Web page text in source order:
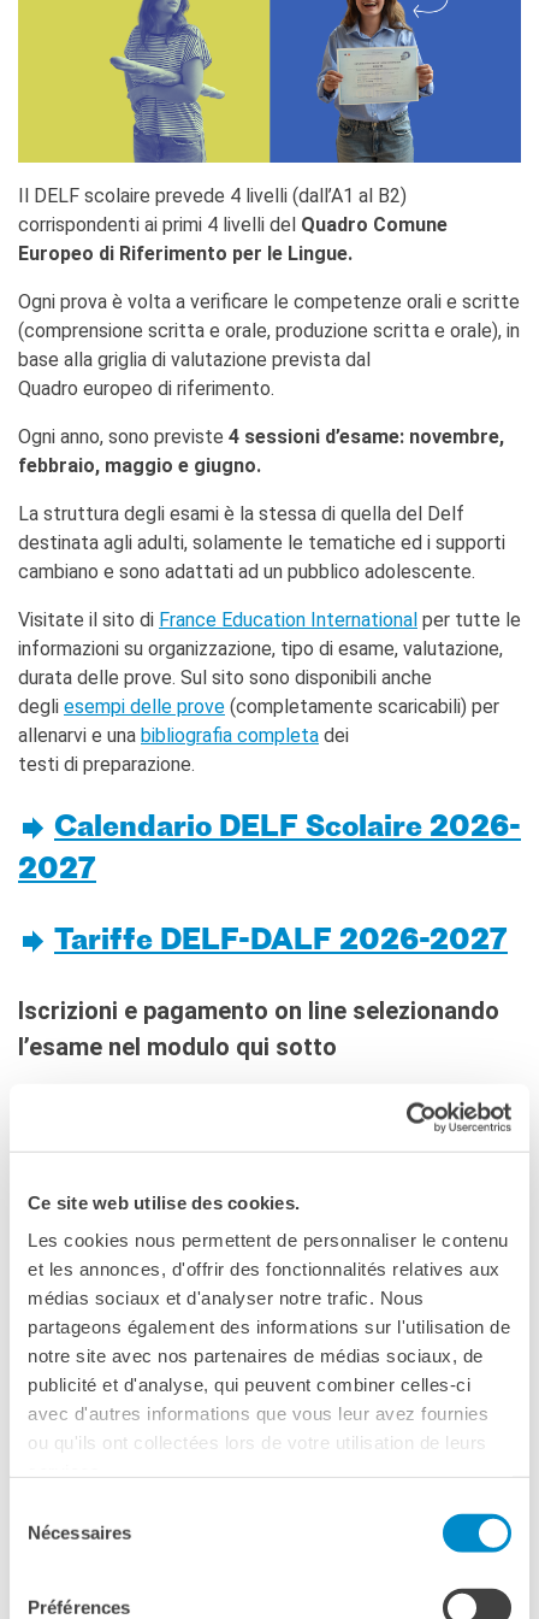
Ce site web utilise des cookies.
Les cookies nous permettent de personnaliser le contenu
et les annonces, d'offrir des fonctionnalités relatives aux
médias sociaux et d'analyser notre trafic. Nous
partageons également des informations sur l'utilisation de
notre site avec nos partenaires de médias sociaux, de
publicité et d'analyse, qui peuvent combiner celles-ci
avec d'autres informations que vous leur avez fournies
ou qu'ils ont collectées lors de votre utilisation de leurs
Nécessaires
Préférences
DIPLÔMES DELF DALF
DELF scolastico
DELF DALF Tout Public
DELF Prim
Risultati
MEDIATECA
Presentazione
Culturethèque, biblioteca
Strumenti di ricerca
bibliografica
SCUOLA & UNIVERSITÀ
Cooperazione
universitaria
CHI SIAMO
L'équipe
IF Italia
Carta / Tessera socio
I nostri partner
Diventare sponsor
Certificazione ISO UNI EN
9001: 2015
CERCA
Il DELF scolaire prevede 4 livelli (dall’A1 al B2)
corrispondenti ai primi 4 livelli del Quadro Comune
Europeo di Riferimento per le Lingue.
Ogni prova è volta a verificare le competenze orali e scritte
(comprensione scritta e orale, produzione scritta e orale), in
base alla griglia di valutazione prevista dal
Quadro europeo di riferimento.
Ogni anno, sono previste 4 sessioni d’esame: novembre,
febbraio, maggio e giugno.
La struttura degli esami è la stessa di quella del Delf
destinata agli adulti, solamente le tematiche ed i supporti
cambiano e sono adattati ad un pubblico adolescente.
Visitate il sito di France Education International per tutte le
informazioni su organizzazione, tipo di esame, valutazione,
durata delle prove. Sul sito sono disponibili anche
degli esempi delle prove (completamente scaricabili) per
allenarvi e una bibliografia completa dei
testi di preparazione.
Calendario DELF Scolaire 2026-
2027
Tariffe DELF-DALF 2026-2027
Iscrizioni e pagamento on line selezionando
l’esame nel modulo qui sotto
candidati appartenenti ad uno stesso gruppo scuola
livello) dovrà essere inviata tramite email alla segreteria
( esami-napoli@institutfrancais.it) entro la data di
chiusura iscrizioni. In tal modo, i candidati potranno
essere convocati insieme. Diversamente, si
considereranno tali iscrizioni come
individuali e indipendenti.
Per l’iscrizione di studenti con bisogni educativi
piattaforma fledflad (campo apposito) al momento
dovrà essere inviato tramite email alla segreteria (
esami-